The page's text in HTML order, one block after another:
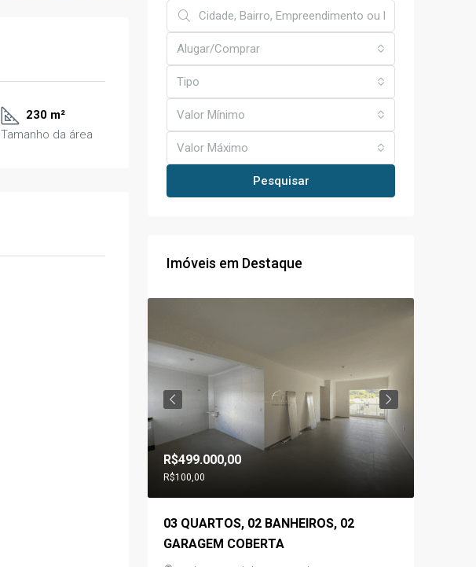
230 m²
Tamanho da área
Alugar/Comprar
Tipo
Valor Mínimo
Valor Máximo
Pesquisar
Imóveis em Destaque
R$499.000,00
R$100,00
03 QUARTOS, 02 BANHEIROS, 02
GARAGEM COBERTA